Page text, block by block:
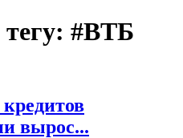
#ВТБ
вырос...